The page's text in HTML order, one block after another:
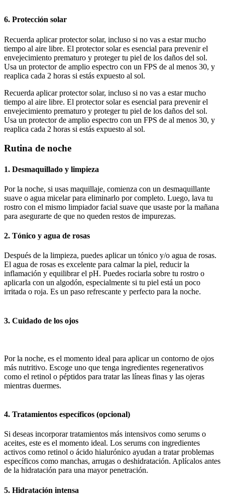
6. Protección solar
Recuerda aplicar protector solar, incluso si no vas a estar mucho
tiempo al aire libre. El protector solar es esencial para prevenir el
envejecimiento prematuro y proteger tu piel de los daños del sol.
Usa un protector de amplio espectro con un FPS de al menos 30, y
reaplica cada 2 horas si estás expuesto al sol.
Recuerda aplicar protector solar, incluso si no vas a estar mucho
tiempo al aire libre. El protector solar es esencial para prevenir el
envejecimiento prematuro y proteger tu piel de los daños del sol.
Usa un protector de amplio espectro con un FPS de al menos 30, y
reaplica cada 2 horas si estás expuesto al sol.
Rutina de noche
1. Desmaquillado y limpieza
Por la noche, si usas maquillaje, comienza con un desmaquillante
suave o agua micelar para eliminarlo por completo. Luego, lava tu
rostro con el mismo limpiador facial suave que usaste por la mañana
para asegurarte de que no queden restos de impurezas.
2. Tónico y agua de rosas
Después de la limpieza, puedes aplicar un tónico y/o agua de rosas.
El agua de rosas es excelente para calmar la piel, reducir la
inflamación y equilibrar el pH. Puedes rociarla sobre tu rostro o
aplicarla con un algodón, especialmente si tu piel está un poco
irritada o roja. Es un paso refrescante y perfecto para la noche.
3. Cuidado de los ojos
Por la noche, es el momento ideal para aplicar un contorno de ojos
más nutritivo. Escoge uno que tenga ingredientes regenerativos
como el retinol o péptidos para tratar las líneas finas y las ojeras
mientras duermes.
4. Tratamientos específicos (opcional)
Si deseas incorporar tratamientos más intensivos como serums o
aceites, este es el momento ideal. Los serums con ingredientes
activos como retinol o ácido hialurónico ayudan a tratar problemas
específicos como manchas, arrugas o deshidratación. Aplícalos antes
de la hidratación para una mayor penetración.
5. Hidratación intensa